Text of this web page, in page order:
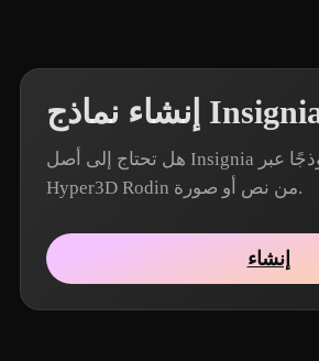
هل تحتاج إلى أصل Insignia محدد؟ أنشئ نموذجًا عبر
Hyper3D Rodin من نص أو صورة.
إنشاء